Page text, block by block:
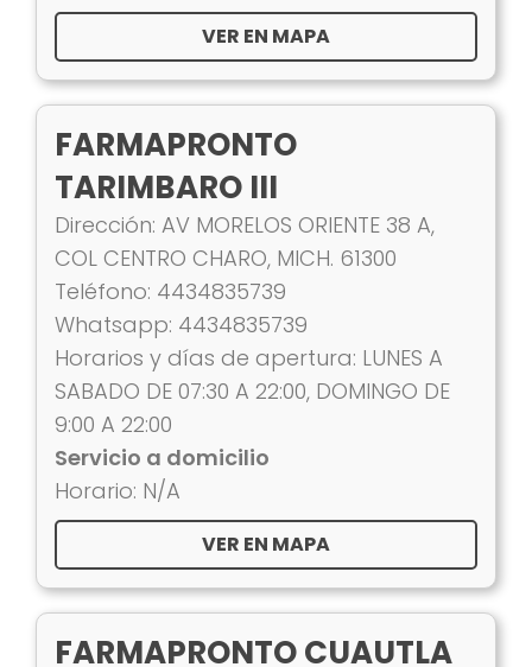
VER EN MAPA
FARMAPRONTO
TARIMBARO III
Dirección: AV MORELOS ORIENTE 38 A,
COL CENTRO CHARO, MICH. 61300
Teléfono: 4434835739
Whatsapp: 4434835739
Horarios y días de apertura: LUNES A
SABADO DE 07:30 A 22:00, DOMINGO DE
9:00 A 22:00
Servicio a domicilio
Horario: N/A
VER EN MAPA
FARMAPRONTO CUAUTLA